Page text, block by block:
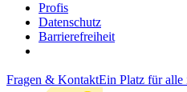
Profis
Datenschutz
Barrierefreiheit
Fragen & KontaktEin Platz für alle